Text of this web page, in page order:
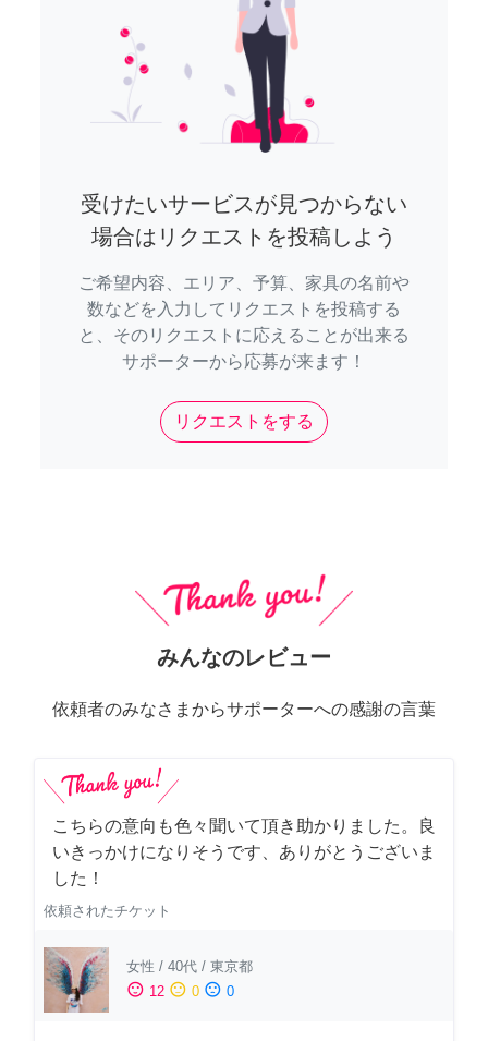
受けたいサービスが見つからない
場合はリクエストを投稿しよう
ご希望内容、エリア、予算、家具の名前や
数などを入力してリクエストを投稿する
と、そのリクエストに応えることが出来る
サポーターから応募が来ます！
リクエストをする
みんなのレビュー
依頼者のみなさまからサポーターへの感謝の言葉
こちらの意向も色々聞いて頂き助かりました。良
いきっかけになりそうです、ありがとうございま
した！
依頼されたチケット
女性 / 40代 / 東京都
sentiment_satisfied 12 sentiment_neutral 0 sentiment_dissatisfied 0